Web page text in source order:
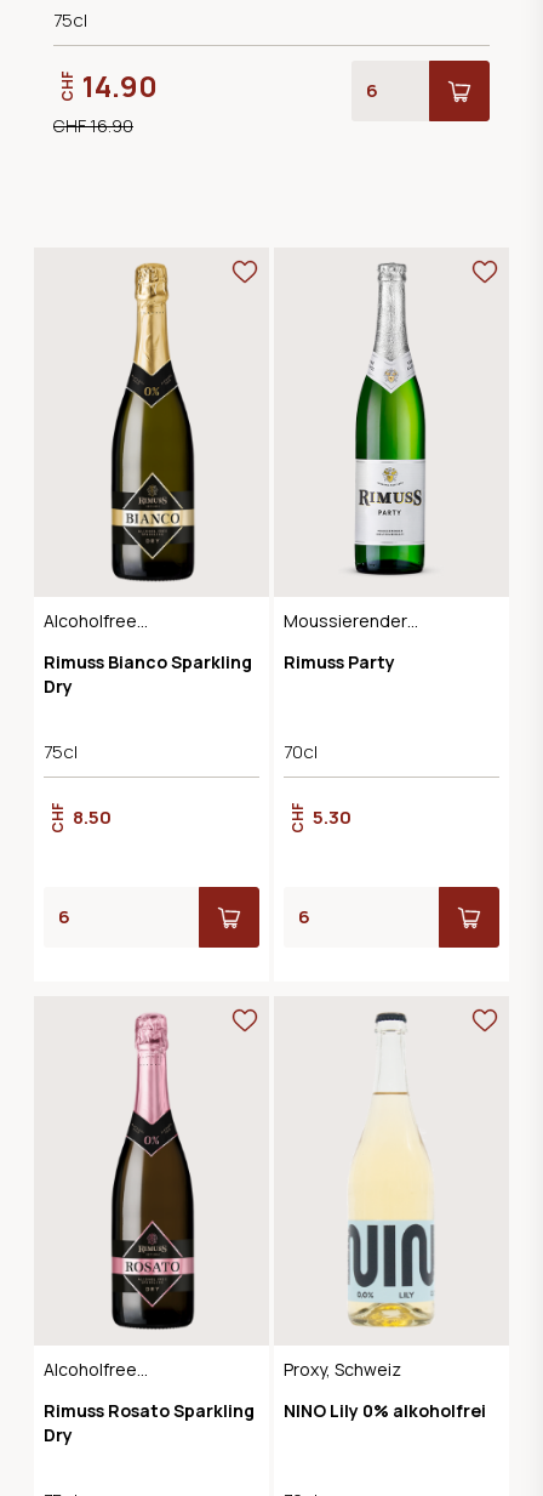
75cl
CHF 14.90
CHF 16.90
Alcoholfree
Rimuss Bianco Sparkling
Dry
75cl
CHF 8.50
Moussierender
Rimuss Party
70cl
CHF 5.30
Alcoholfree
Rimuss Rosato Sparkling
Dry
Proxy, Schweiz
NINO Lily 0% alkoholfrei